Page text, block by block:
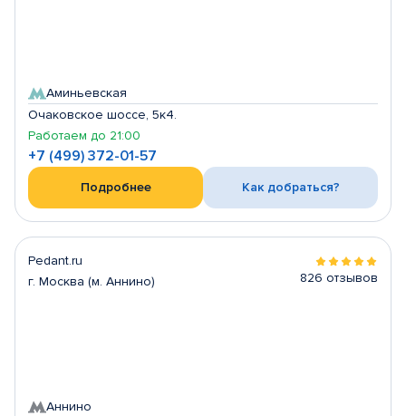
Аминьевская
Очаковское шоссе, 5к4.
Работаем до 21:00
+7 (499) 372-01-57
Подробнее Как добраться?
Pedant.ru
г. Москва (м. Аннино)
826 отзывов
Аннино